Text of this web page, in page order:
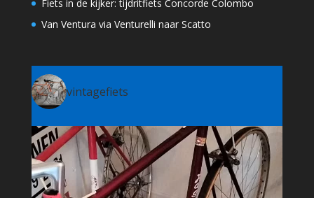
Fiets in de kijker: tijdritfiets Concorde Colombo
Van Ventura via Venturelli naar Scatto
vintagefiets